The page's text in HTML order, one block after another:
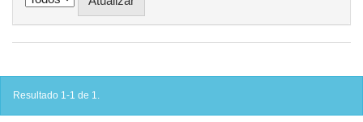
Resultado 1-1 de 1.